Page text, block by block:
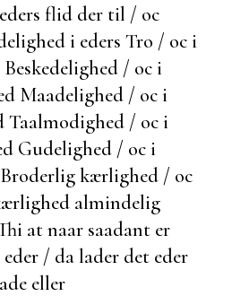
flid der til / oc
i eders Tro / oc i
/ oc i
Maadelighed / oc i
Taalmodighed / oc i
Gudelighed / oc i
kærlighed / oc
almindelig
at naar saadant er
/ da lader det eder
eller